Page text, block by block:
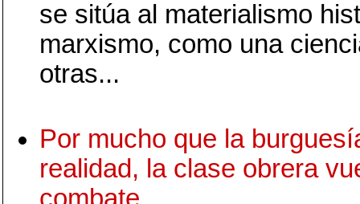
se sitúa al materialismo
marxismo, como una
otras...
Por mucho que la
realidad, la clase obrera